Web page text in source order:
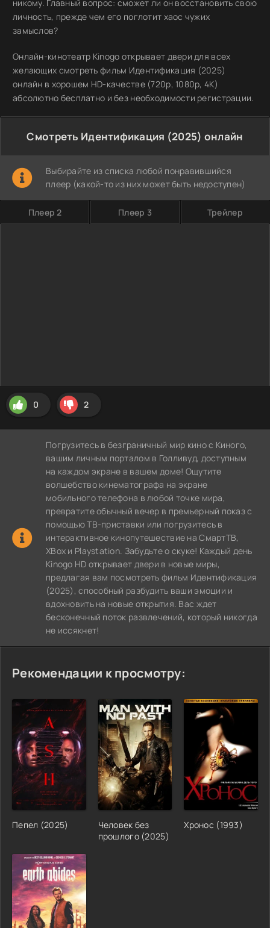
никому. Главный вопрос: сможет ли он восстановить свою
личность, прежде чем его поглотит хаос чужих
замыслов?
Онлайн-кинотеатр Kinogo открывает двери для всех
желающих смотреть фильм Идентификация (2025)
онлайн в хорошем HD-качестве (720p, 1080p, 4K)
абсолютно бесплатно и без необходимости регистрации.
Смотреть Идентификация (2025) онлайн
Выбирайте из списка любой понравившийся
плеер (какой-то из них может быть недоступен)
Плеер 2 Плеер 3 Трейлер
0 2
Погрузитесь в безграничный мир кино с Киного,
вашим личным порталом в Голливуд, доступным
на каждом экране в вашем доме! Ощутите
волшебство кинематографа на экране
мобильного телефона в любой точке мира,
превратите обычный вечер в премьерный показ с
помощью ТВ-приставки или погрузитесь в
интерактивное кинопутешествие на СмартТВ,
XBox и Playstation. Забудьте о скуке! Каждый день
Kinogo HD открывает двери в новые миры,
предлагая вам посмотреть фильм Идентификация
(2025), способный разбудить ваши эмоции и
вдохновить на новые открытия. Вас ждет
бесконечный поток развлечений, который никогда
не иссякнет!
Рекомендации к просмотру:
Пепел (2025)
Человек без
прошлого (2025)
Хронос (1993)